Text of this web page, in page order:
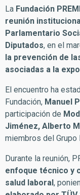
La Fundación
reunión
Parlamentario
Diputados, en el
la prevención de
asociadas a la
El encuentro ha
Fundación, Manuel
participación de
Jiménez, Alberto
miembros del Grupo
Durante la reunión,
enfoque técnico y
salud laboral ,